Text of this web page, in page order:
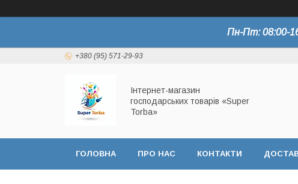
Пн-Пт: 08:00-
+380 (95) 571-29-93
Інтернет-магазин
господарських товарів «Super
Torba»
ГОЛОВНА ПРО НАС КОНТАКТИ